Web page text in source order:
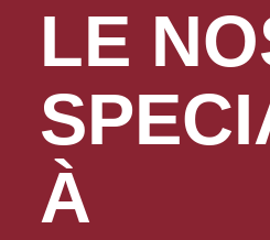
LE
À